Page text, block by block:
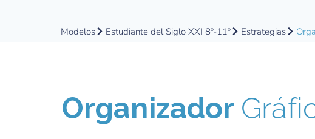
Modelos Estudiante del Siglo XXI 8º-11º Estrategias
Organizador